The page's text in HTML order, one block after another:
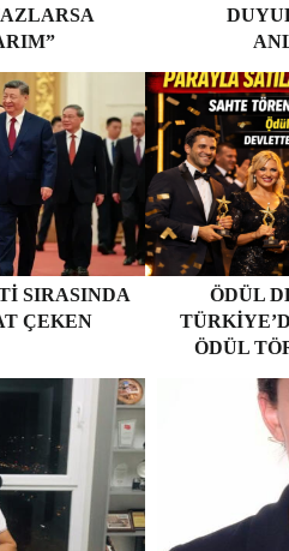
SIRASINDA
ÇEKEN
ÖDÜL
ÖDÜL